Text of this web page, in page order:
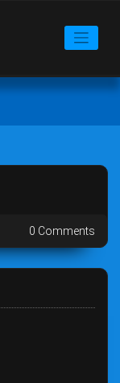
0 Comments